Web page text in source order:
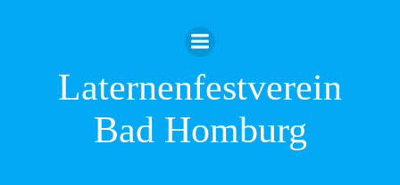
Inhalt
springen
Laternenfestverein
Bad Homburg